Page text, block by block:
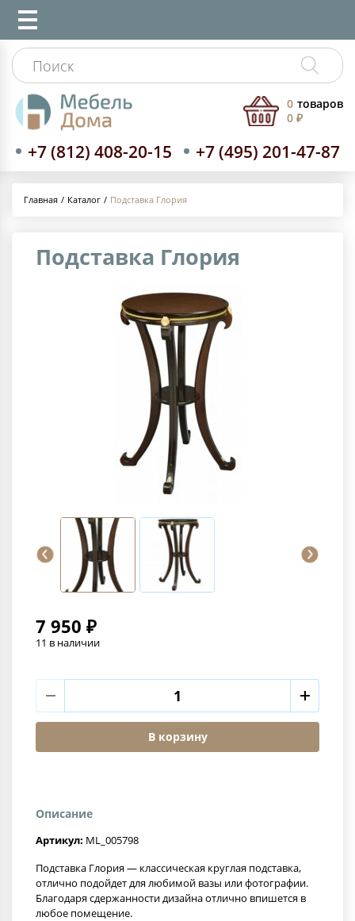
+7 (812) 408-20-15 +7 (495) 201-47-87
0 товаров
0 ₽
Главная Каталог Подставка Глория
Подставка Глория
7 950 ₽
11 в наличии
В корзину
Описание
Артикул: ML_005798
Подставка Глория — классическая круглая подставка,
отлично подойдет для любимой вазы или фотографии.
Благодаря сдержанности дизайна отлично впишется в
любое помещение.